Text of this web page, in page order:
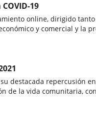
19
online, dirigido
y comercial y la
destacada repercusión
de la vida comunitaria,